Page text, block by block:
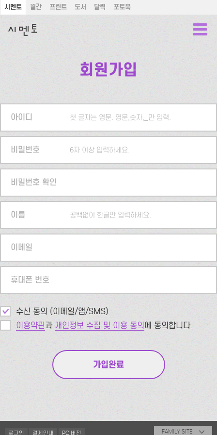
시멘토 월간 프린트 도서 달력 포토북
회원가입
아이디 첫 글자는 영문. 영문,숫자,_만 입력.
비밀번호 6자 이상 입력하세요.
비밀번호 확인
이름 공백없이 한글만 입력하세요.
이메일
휴대폰 번호
수신 동의 (이메일/앱/SMS)
이용약관과 개인정보 수집 및 이용 동의에 동의합니다.
로그인 결제안내 PC 버전 FAMILY SITE